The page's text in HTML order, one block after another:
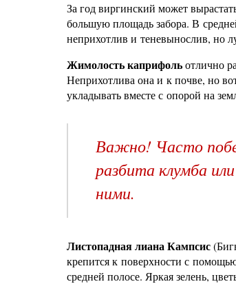
За год виргинский может
большую площадь забора. В
неприхотлив и теневынослив, но
Жимолость каприфольотлично
Неприхотлива она и к почве, но
укладывать вместе с опорой на
Важно! Часто
разбита клумба
ними.
Листопадная лиана Кампсис
крепится к поверхности с
средней полосе. Яркая зелень,